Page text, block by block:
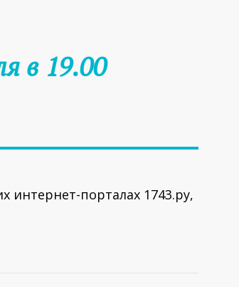
в 19.00
интернет-порталах 1743.ру,